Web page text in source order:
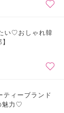
い♡おしゃれ韓
ティーブランド
魅力♡